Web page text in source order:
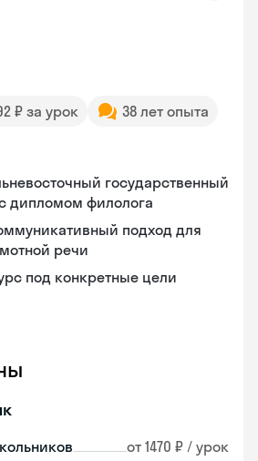
₽ за урок
38 лет опыта
государственный
дипломом филолога
подход для
речи
под конкретные цели
от 1470 ₽ / урок